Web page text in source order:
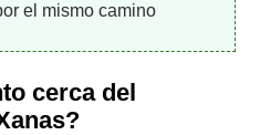
el mismo camino
cerca del